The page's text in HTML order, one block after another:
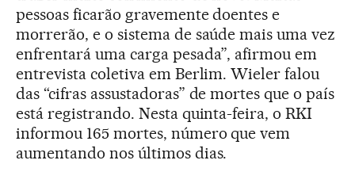
pessoas ficarão gravemente doentes e
morrerão, e o sistema de saúde mais uma vez
enfrentará uma carga pesada”, afirmou em
entrevista coletiva em Berlim. Wieler falou
das “cifras assustadoras” de mortes que o país
está registrando. Nesta quinta-feira, o RKI
informou 165 mortes, número que vem
aumentando nos últimos dias.